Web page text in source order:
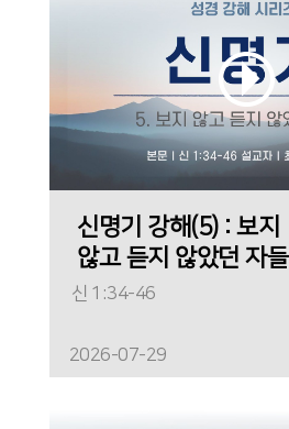
신명기 강해(5) : 보지
않고 듣지 않았던 자들
신 1:34-46
2026-07-29